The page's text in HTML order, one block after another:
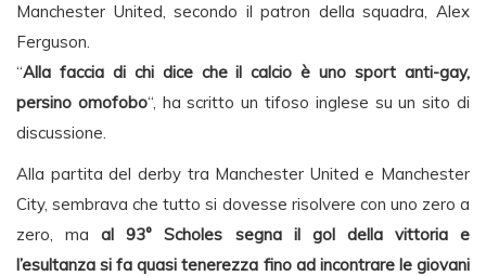
Manchester United, secondo il patron della squadra, Alex
Ferguson.
“Alla faccia di chi dice che il calcio è uno sport anti-gay,
persino omofobo“, ha scritto un tifoso inglese su un sito di
discussione.
Alla partita del derby tra Manchester United e Manchester
City, sembrava che tutto si dovesse risolvere con uno zero a
zero, maal 93° Scholes segna il gol della vittoria e
l’esultanza si fa quasi tenerezza fino ad incontrare le giovani